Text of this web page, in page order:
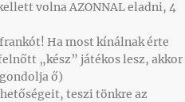
volna AZONNAL eladni, 4
Ha most kínálnak érte
„kész” játékos lesz, akkor
ő)
teszi tönkre az